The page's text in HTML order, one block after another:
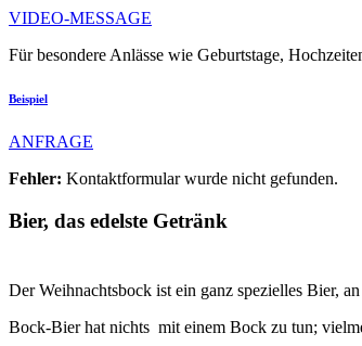
VIDEO-MESSAGE
Für besondere Anlässe wie Geburtstage,
Beispiel
ANFRAGE
Fehler: Kontaktformular wurde nicht gefunden.
Bier, das edelste Getränk
Der Weihnachtsbock ist ein ganz spezielles Bier,
Bock-Bier hat nichts mit einem Bock zu tun;